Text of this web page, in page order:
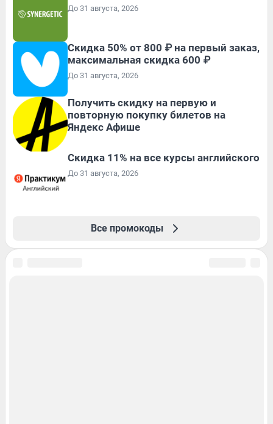
До 31 августа, 2026
Скидка 50% от 800 ₽ на первый заказ,
максимальная скидка 600 ₽
До 31 августа, 2026
Получить скидку на первую и
повторную покупку билетов на
Яндекс Афише
Скидка 11% на все курсы английского
До 31 августа, 2026
Все промокоды